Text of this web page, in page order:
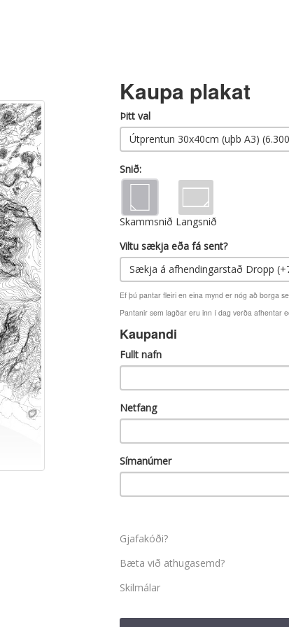
Kaupa plakat
Þitt val
Útprentun 30x40cm (uþb A3)
Snið:
Skammsnið Langsnið
Viltu sækja eða fá sent?
Sækja á afhendingarstað Dropp
Ef þú pantar fleiri en eina mynd er nóg að borga
Pantanir sem lagðar eru inn í dag verða afhentar
Kaupandi
Fullt nafn
Netfang
Símanúmer
Gjafakóði?
Bæta við athugasemd?
Skilmálar